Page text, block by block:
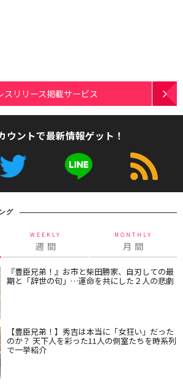
スリリース掲載サービス
ウントで最新情報ゲット！
グ
WEEKLY
週 間
MONTHLY
月 間
『豊臣兄弟！』お市と柴田勝家、自刃しての最
期と「辞世の句」…運命を共にした２人の悲劇
【豊臣兄弟！】秀吉は本当に「女狂い」だった
のか？ 天下人を彩った11人の側室たちを時系列
で一挙紹介